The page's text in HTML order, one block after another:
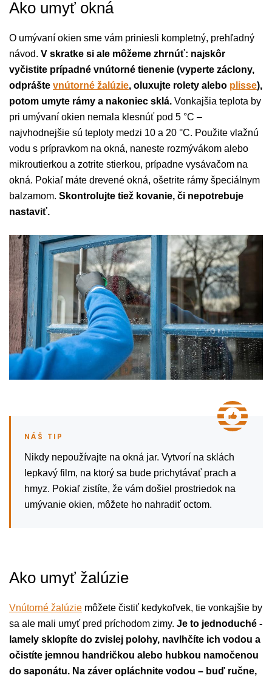
Ako umyť okná
O umývaní okien sme vám priniesli kompletný, prehľadný
návod. V skratke si ale môžeme zhrnúť: najskôr
vyčistite prípadné vnútorné tienenie (vyperte záclony,
odprášte vnútorné žalúzie, oluxujte rolety alebo plisse),
potom umyte rámy a nakoniec sklá. Vonkajšia teplota by
pri umývaní okien nemala klesnúť pod 5 °C –
najvhodnejšie sú teploty medzi 10 a 20 °C. Použite vlažnú
vodu s prípravkom na okná, naneste rozmývákom alebo
mikroutierkou a zotrite stierkou, prípadne vysávačom na
okná. Pokiaľ máte drevené okná, ošetrite rámy špeciálnym
balzamom. Skontrolujte tiež kovanie, či nepotrebuje
nastaviť.
Nikdy nepoužívajte na okná jar. Vytvorí na sklách
lepkavý film, na ktorý sa bude prichytávať prach a
hmyz. Pokiaľ zistíte, že vám došiel prostriedok na
umývanie okien, môžete ho nahradiť octom.
Ako umyť žalúzie
Vnútorné žalúzie môžete čistiť kedykoľvek, tie vonkajšie by
sa ale mali umyť pred príchodom zimy. Je to jednoduché -
lamely sklopíte do zvislej polohy, navlhčíte ich vodou a
očistíte jemnou handričkou alebo hubkou namočenou
do saponátu. Na záver opláchnite vodou – buď ručne,